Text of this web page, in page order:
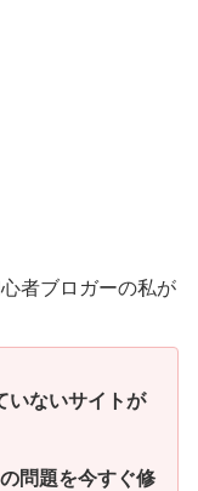
者ブロガーの私が
いないサイトが
問題を今すぐ修